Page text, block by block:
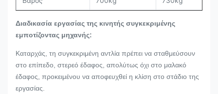
Διαδικασία εργασίας της κινητής συγκεκριμένης
εμποτίζοντας μηχανής:
Καταρχάς, τη συγκεκριμένη αντλία πρέπει να σταθμεύσουν
στο επίπεδο, στερεό έδαφος, απολύτως όχι στο μαλακό
έδαφος, προκειμένου να αποφευχθεί η κλίση στο στάδιο της
εργασίας.